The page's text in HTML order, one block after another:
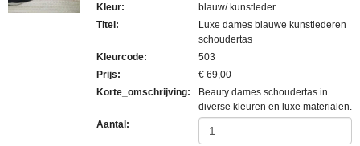
Kleur:
blauw/ kunstleder
Titel:
Luxe dames blauwe kunstlederen
schoudertas
Kleurcode:
503
Prijs:
€ 69,00
Korte_omschrijving:
Beauty dames schoudertas in
diverse kleuren en luxe materialen.
Aantal: